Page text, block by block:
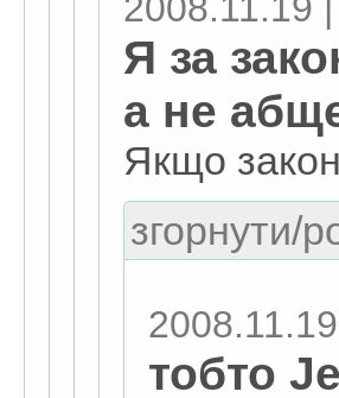
Я за
а не
Якщо
згорнути/
тобто